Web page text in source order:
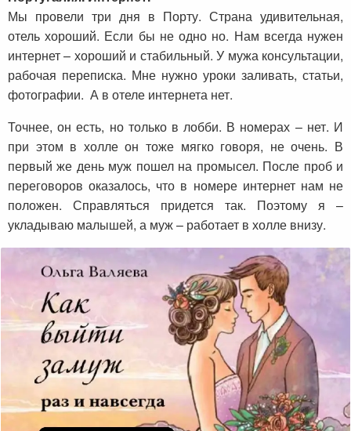
Мы провели три дня в Порту. Страна удивительная,
отель хороший. Если бы не одно но. Нам всегда нужен
интернет – хороший и стабильный. У мужа консультации,
рабочая переписка. Мне нужно уроки заливать, статьи,
фотографии. А в отеле интернета нет.
Точнее, он есть, но только в лобби. В номерах – нет. И
при этом в холле он тоже мягко говоря, не очень. В
первый же день муж пошел на промысел. После проб и
переговоров оказалось, что в номере интернет нам не
положен. Справляться придется так. Поэтому я –
укладываю малышей, а муж – работает в холле внизу.